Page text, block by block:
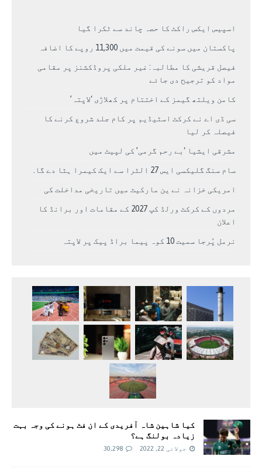
اسپیس ایکس راکٹ کا حصہ چاند سے ٹکرا گیا
پاکستان میں سونے کی قیمت میں 11,300 روپے کا اضافہ
فیصل قریشی کا مطالبہ: غیر ملکی پروڈکشنز پر مقامی
مواد کو ترجیح دی جائے
کامن ویلتھ گیمز کے اختتام پر کھلاڑی ‘لاپتہ’
سی ڈی اے نے کرکٹ اسٹیڈیم پر کام جلد شروع کرنے کا
فیصلہ کر لیا
مشرقی ایشیا ‘بے رحم گرمی’ کی لپیٹ میں
سام سنگ گلیکسی ایس 27 الٹرا سے ایک کیمرا ہٹا دے گا.
امریکی خزانہ نے ین مارکیٹ میں تاریخی مداخلت کی
مردوں کے کرکٹ ورلڈ کپ 2027 کے مقامات اور برانڈ کا
اعلان
نرمل پُرجا سمیت 10 کوہ پیما براڈ پیک پر لاپتہ
کیا شاہین شاہ آفریدی کے ان فٹ ہونے کی وجہ بہت
زیادہ بولنگ ہے؟
جولائی 22, 2022 30,298